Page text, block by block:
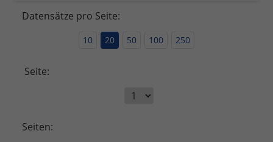
Datensätze pro Seite:
10 20 50 100 250
Seite:
Seiten: